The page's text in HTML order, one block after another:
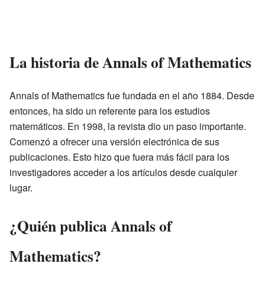
La historia de Annals of Mathematics
Annals of Mathematics fue fundada en el año 1884. Desde
entonces, ha sido un referente para los estudios
matemáticos. En 1998, la revista dio un paso importante.
Comenzó a ofrecer una versión electrónica de sus
publicaciones. Esto hizo que fuera más fácil para los
investigadores acceder a los artículos desde cualquier
lugar.
¿Quién publica Annals of
Mathematics?